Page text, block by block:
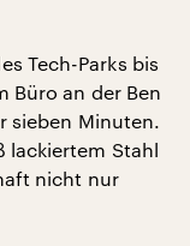
Tech-Parks bis
Büro an der Ben
sieben Minuten.
lackiertem Stahl
nicht nur